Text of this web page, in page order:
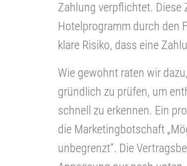
Zahlung verpflichtet. Diese
Hotelprogramm durch den
klare Risiko, dass eine
Wie gewohnt raten wir
gründlich zu prüfen, um
schnell zu erkennen. Ein
die Marketingbotschaft
unbegrenzt“. Die